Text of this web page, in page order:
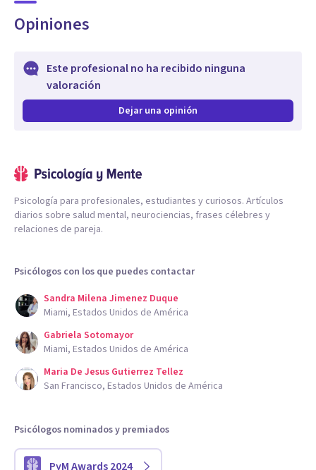
Opiniones
Este profesional no ha recibido ninguna
valoración
Dejar una opinión
Psicología para profesionales, estudiantes y curiosos. Artículos
diarios sobre salud mental, neurociencias, frases célebres y
relaciones de pareja.
Psicólogos con los que puedes contactar
Sandra Milena Jimenez Duque
Miami, Estados Unidos de América
Gabriela Sotomayor
Miami, Estados Unidos de América
Maria De Jesus Gutierrez Tellez
San Francisco, Estados Unidos de América
Psicólogos nominados y premiados
PyM Awards 2024